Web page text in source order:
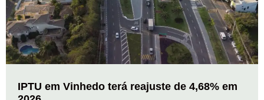
IPTU em Vinhedo terá reajuste de 4,68% em